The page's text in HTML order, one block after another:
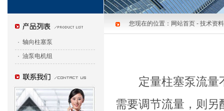
· 轴向柱塞泵
· 油泵电机组
您现在的位置： 网站首页 - 技术资料
定量柱塞泵流量不
需要调节流量，则另